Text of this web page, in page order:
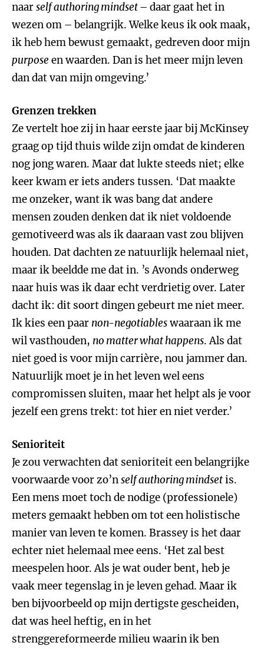
naarself authoring mindset– daar gaat het in
wezen om – belangrijk. Welke keus ik ook maak,
ik heb hem bewust gemaakt, gedreven door mijn
purpose en waarden. Dan is het meer mijn leven
dan dat van mijn omgeving.’
Grenzen trekken
Ze vertelt hoe zij in haar eerste jaar bij McKinsey
graag op tijd thuis wilde zijn omdat de kinderen
nog jong waren. Maar dat lukte steeds niet; elke
keer kwam er iets anders tussen. ‘Dat maakte
me onzeker, want ik was bang dat andere
mensen zouden denken dat ik niet voldoende
gemotiveerd was als ik daaraan vast zou blijven
houden. Dat dachten ze natuurlijk helemaal niet,
maar ik beeldde me dat in. ’s Avonds onderweg
naar huis was ik daar echt verdrietig over. Later
dacht ik: dit soort dingen gebeurt me niet meer.
Ik kies een paar non-negotiableswaaraan ik me
wil vasthouden, no matter what happens. Als dat
niet goed is voor mijn carrière, nou jammer dan.
Natuurlijk moet je in het leven wel eens
compromissen sluiten, maar het helpt als je voor
jezelf een grens trekt: tot hier en niet verder.’
Senioriteit
Je zou verwachten dat senioriteit een belangrijke
voorwaarde voor zo’nself authoring mindsetis.
Een mens moet toch de nodige (professionele)
meters gemaakt hebben om tot een holistische
manier van leven te komen. Brassey is het daar
echter niet helemaal mee eens. ‘Het zal best
meespelen hoor. Als je wat ouder bent, heb je
vaak meer tegenslag in je leven gehad. Maar ik
ben bijvoorbeeld op mijn dertigste gescheiden,
dat was heel heftig, en in het
strenggereformeerde milieu waarin ik ben